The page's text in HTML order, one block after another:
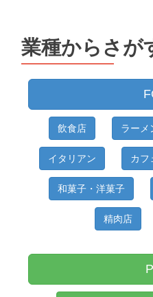
業種からさが
飲食店 ラーメ
イタリアン カフ
和菓子・洋菓子
精肉店